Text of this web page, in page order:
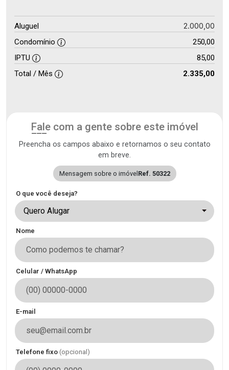
Aluguel 2.000,00
Condomínio
250,00
IPTU
85,00
Total / Mês
2.335,00
Fale com a gente sobre este imóvel
Preencha os campos abaixo e retornamos o seu contato
em breve.
Mensagem sobre o imóvelRef. 50322
O que você deseja?
Quero Alugar
Nome
Celular / WhatsApp
E-mail
Telefone fixo (opcional)